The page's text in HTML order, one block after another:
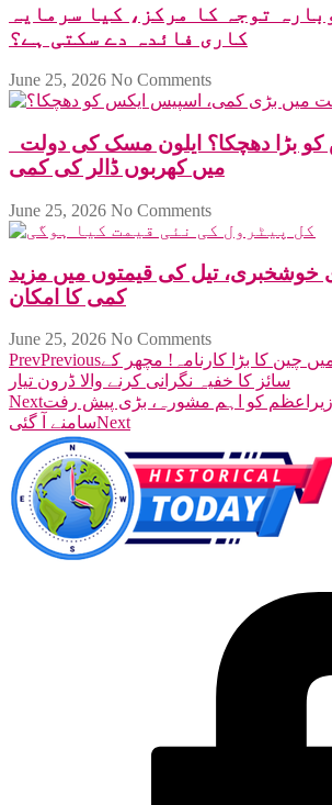
توجہ کا مرکز، کیا سرمایہ
کاری فائدہ دے سکتی ہے؟
June 25, 2026 No Comments
میں کھربوں ڈالر کی کمی
June 25, 2026 No Comments
خوشخبری، تیل کی قیمتوں میں مزید
کمی کا امکان
June 25, 2026 No Comments
PrevPreviousچین کا بڑا کارنامہ! مچھر کے
سائز کا خفیہ نگرانی کرنے والا ڈرون تیار
Nextکو اہم مشورہ، بڑی پیش رفت
سامنے آ گئیNext